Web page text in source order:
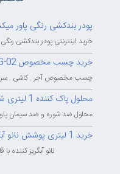
پودر بندکشی رنگی پاور میکس
خرید چسب مخصوص G-02 (سفید) - چسب...
محلول پاک کننده 1 لیتری شوره و...
خرید 1 لیتری پوشش نانو آبگریز کننده...
نانو آبگریز